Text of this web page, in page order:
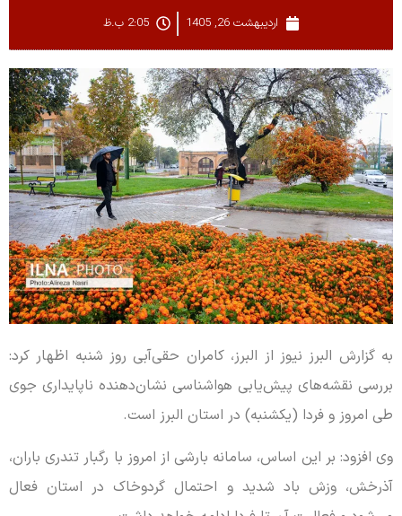
اردیبهشت 26, 1405 2:05 ب.ظ
به گزارش البرز نیوز از البرز، کامران حقی‌آبی روز شنبه اظهار کرد:
بررسی نقشه‌های پیش‌یابی هواشناسی نشان‌دهنده ناپایداری جوی
طی امروز و فردا (یکشنبه) در استان البرز است.
وی افزود: بر این اساس، سامانه بارشی از امروز با رگبار تندری باران،
آذرخش، وزش باد شدید و احتمال گردوخاک در استان فعال